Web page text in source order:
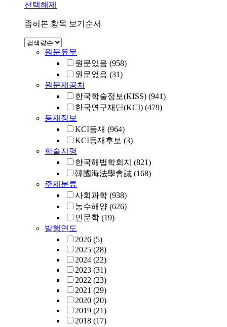
선택해제
좁혀본 항목 보기순서
원문유무
원문있음 (958)
원문없음 (31)
원문제공처
한국학술정보(KISS) (941)
한국연구재단(KCI) (479)
등재정보
KCI등재 (964)
KCI등재후보 (3)
학술지명
한국해법학회지 (821)
韓國海法學會誌 (168)
주제분류
사회과학 (938)
농수해양 (626)
인문학 (19)
발행연도
2026 (5)
2025 (28)
2024 (22)
2023 (31)
2022 (23)
2021 (29)
2020 (20)
2019 (21)
2018 (17)